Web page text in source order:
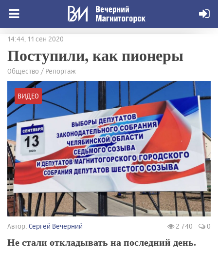
14:44, 11 сен 2020
Поступили, как пионеры
Общество / Репортаж
ВИДЕО
Автор: Сергей Вечерний 2 740 0
Не стали откладывать на последний день.